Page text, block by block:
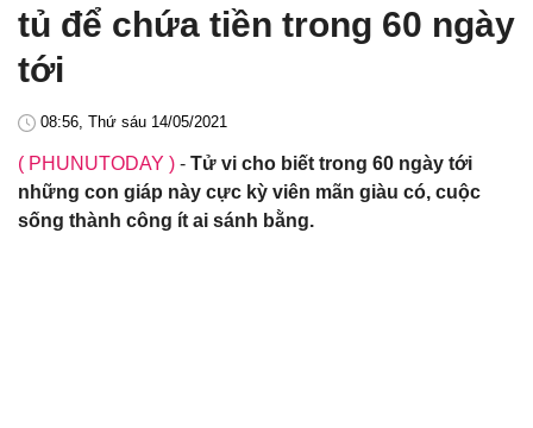
tủ để chứa tiền trong 60 ngày
tới
08:56, Thứ sáu 14/05/2021
( PHUNUTODAY ) - Tử vi cho biết trong 60 ngày tới
những con giáp này cực kỳ viên mãn giàu có, cuộc
sống thành công ít ai sánh bằng.